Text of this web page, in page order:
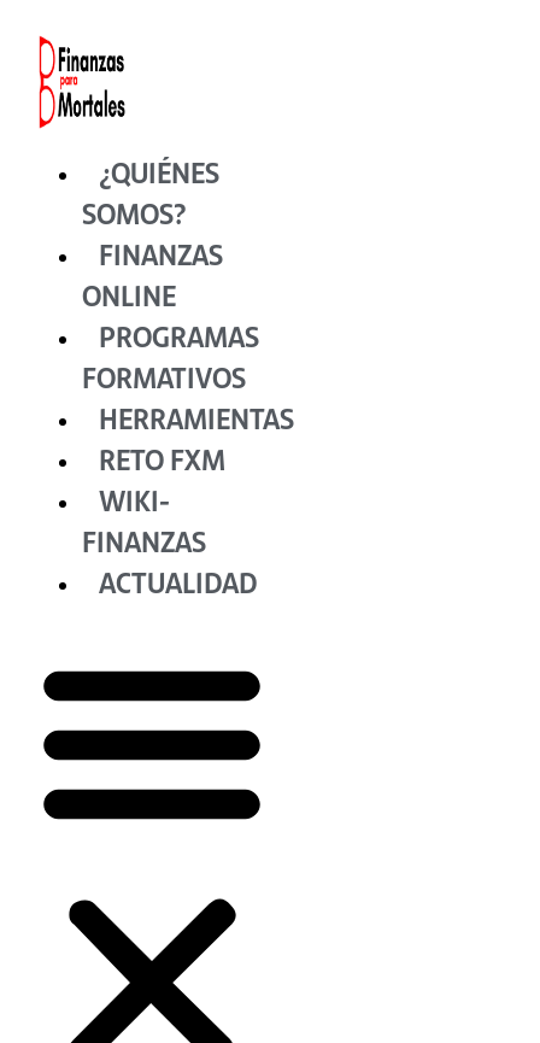
contenido
¿QUIÉNES
SOMOS?
FINANZAS
ONLINE
PROGRAMAS
FORMATIVOS
HERRAMIENTAS
RETO FXM
WIKI-
FINANZAS
ACTUALIDAD